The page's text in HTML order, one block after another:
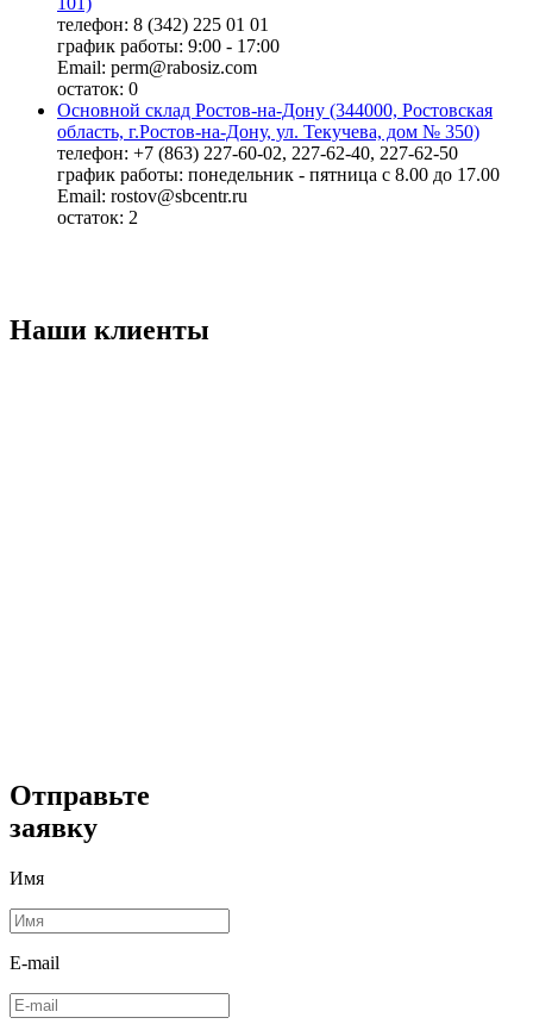
телефон: 8 (342) 225 01 01
график работы: 9:00 - 17:00
Email: perm@rabosiz.com
остаток: 0
Основной склад Ростов-на-Дону (344000, Ростовская
область, г.Ростов-на-Дону, ул. Текучева, дом № 350)
телефон: +7 (863) 227-60-02, 227-62-40, 227-62-50
график работы: понедельник - пятница с 8.00 до 17.00
Email: rostov@sbcentr.ru
остаток: 2
Наши клиенты
Отправьте
заявку
Имя
E-mail